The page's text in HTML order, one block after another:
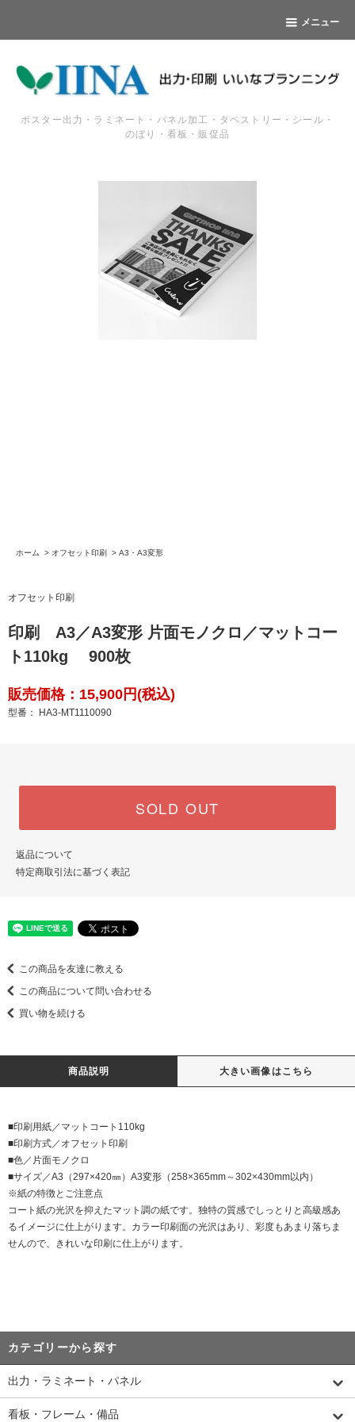
メニュー
ポスター出力・ラミネート・パネル加工・タペストリー・シール・
のぼり・看板・販促品
ホーム > オフセット印刷 > A3・A3変形
オフセット印刷
印刷 A3／A3変形 片面モノクロ／マットコー
ト110kg 900枚
販売価格：15,900円(税込)
型番： HA3-MT1110090
SOLD OUT
返品について
特定商取引法に基づく表記
この商品を友達に教える
この商品について問い合わせる
買い物を続ける
商品説明 大きい画像はこちら
■印刷用紙／マットコート110kg
■印刷方式／オフセット印刷
■色／片面モノクロ
■サイズ／A3（297×420㎜）A3変形（258×365mm～302×430mm以内）
※紙の特徴とご注意点
コート紙の光沢を抑えたマット調の紙です。独特の質感でしっとりと高級感あ
るイメージに仕上がります。カラー印刷面の光沢はあり、彩度もあまり落ちま
せんので、きれいな印刷に仕上がります。
カテゴリーから探す
出力・ラミネート・パネル
看板・フレーム・備品